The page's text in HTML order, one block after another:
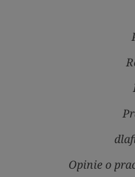
Opinie o